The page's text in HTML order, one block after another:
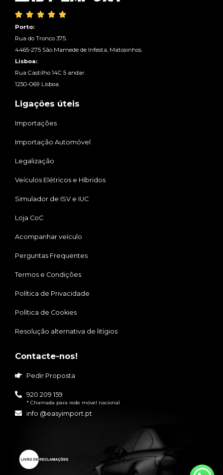
    
Porto:
Rua do Tronco 375.
4465-275 São Mamede de Infesta, Matosinhos.
Lisboa:
Rua Castilho 14C 5 andar.
1250-069 Lisboa.
Ligações úteis
Importações
Importação Automóvel
Legalização
Veículos Elétricos e Híbridos
Simulador de ISV e IUC
Loja CoC
Acompanhar veículo
Perguntas Frequentes
Termos e Condições
Política de Privacidade
Política de Cookies
Resolução alternativa de litígios
Contacte-nos!
Pedir Proposta
920 209 159
* Chamada para rede móvel nacional
info @easyimport.pt